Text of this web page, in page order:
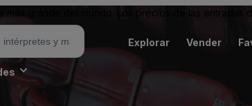
grande del mundo. Los precios de las
Explorar Vender